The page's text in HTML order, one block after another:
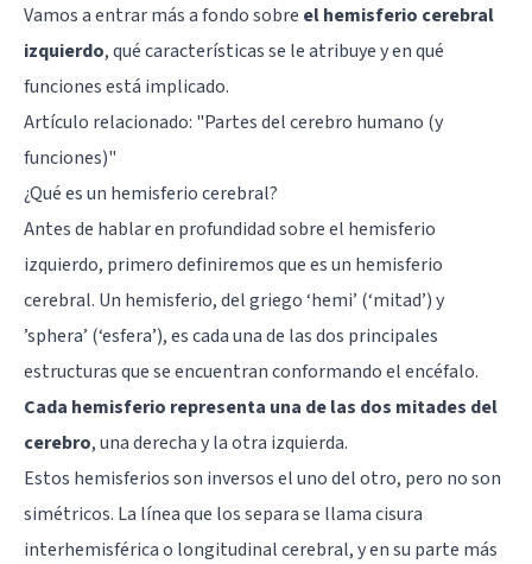
Vamos a entrar más a fondo sobre el hemisferio cerebral
izquierdo, qué características se le atribuye y en qué
funciones está implicado.
Artículo relacionado: "Partes del cerebro humano (y
funciones)"
¿Qué es un hemisferio cerebral?
Antes de hablar en profundidad sobre el hemisferio
izquierdo, primero definiremos que es un hemisferio
cerebral. Un hemisferio, del griego ‘hemi’ (‘mitad’) y
’sphera’ (‘esfera’), es cada una de las dos principales
estructuras que se encuentran conformando el encéfalo.
Cada hemisferio representa una de las dos mitades del
cerebro, una derecha y la otra izquierda.
Estos hemisferios son inversos el uno del otro, pero no son
simétricos. La línea que los separa se llama cisura
interhemisférica o longitudinal cerebral, y en su parte más